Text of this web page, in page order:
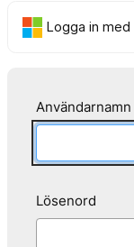
Logga in med
Användarnamn
Lösenord